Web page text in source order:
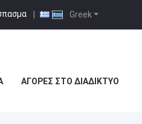
Greek
|
ΑΓΟΡΈΣ ΣΤΟ ΔΙΑΔΊΚΤΥΟ